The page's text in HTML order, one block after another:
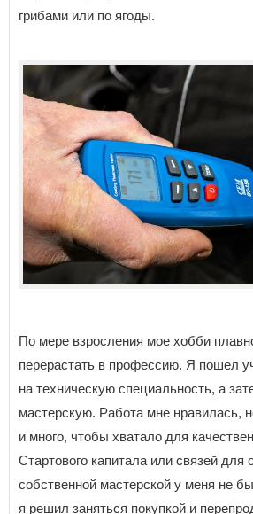
грибами или по ягоды.
По мере взросления мое хобби
перерастать в профессию. Я пошел
на техническую специальность, а
мастерскую. Работа мне нравилась,
и много, чтобы хватало для
Стартового капитала или связей для
собственной мастерской у меня не
я решил заняться покупкой и